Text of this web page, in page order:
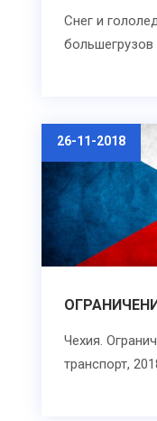
Снег и
26-11-2018
Чехия.
транспорт,